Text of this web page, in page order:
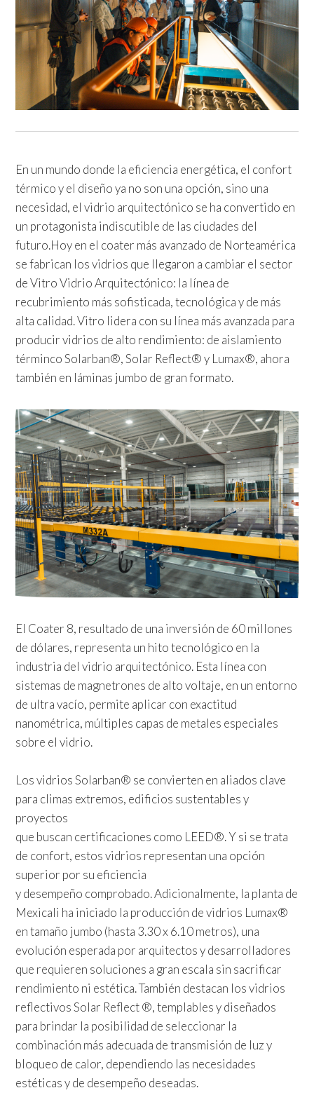
En un mundo donde la eficiencia energética, el confort
térmico y el diseño ya no son una opción, sino una
necesidad, el vidrio arquitectónico se ha convertido en
un protagonista indiscutible de las ciudades del
futuro.Hoy en el coater más avanzado de Norteamérica
se fabrican los vidrios que llegaron a cambiar el sector
de Vitro Vidrio Arquitectónico: la línea de
recubrimiento más sofisticada, tecnológica y de más
alta calidad. Vitro lidera con su línea más avanzada para
producir vidrios de alto rendimiento: de aislamiento
términco Solarban®, Solar Reflect® y Lumax®, ahora
también en láminas jumbo de gran formato.
El Coater 8, resultado de una inversión de 60 millones
de dólares, representa un hito tecnológico en la
industria del vidrio arquitectónico. Esta línea con
sistemas de magnetrones de alto voltaje, en un entorno
de ultra vacío, permite aplicar con exactitud
nanométrica, múltiples capas de metales especiales
sobre el vidrio.
Los vidrios Solarban® se convierten en aliados clave
para climas extremos, edificios sustentables y
proyectos
que buscan certificaciones como LEED®. Y si se trata
de confort, estos vidrios representan una opción
superior por su eficiencia
y desempeño comprobado. Adicionalmente, la planta de
Mexicali ha iniciado la producción de vidrios Lumax®
en tamaño jumbo (hasta 3.30 x 6.10 metros), una
evolución esperada por arquitectos y desarrolladores
que requieren soluciones a gran escala sin sacrificar
rendimiento ni estética. También destacan los vidrios
reflectivos Solar Reflect ®, templables y diseñados
para brindar la posibilidad de seleccionar la
combinación más adecuada de transmisión de luz y
bloqueo de calor, dependiendo las necesidades
estéticas y de desempeño deseadas.